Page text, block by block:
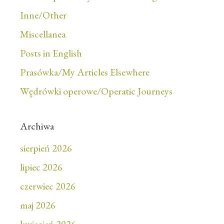
Inne/Other
Miscellanea
Posts in English
Prasówka/My Articles Elsewhere
Wędrówki operowe/Operatic Journeys
Archiwa
sierpień 2026
lipiec 2026
czerwiec 2026
maj 2026